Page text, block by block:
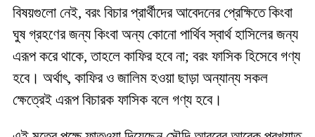
বিষয়গুলো নেই, বরং বিচার প্রার্থীদের আবেদনের প্রেক্ষিতে কিংবা
ঘুষ গ্রহণের জন্য কিংবা অন্য কোনো পার্থিব স্বার্থ হাসিলের জন্য
এরূপ করে থাকে, তাহলে কাফির হবে না; বরং ফাসিক হিসেবে গণ্য
হবে। অর্থাৎ, কাফির ও জালিম হ‌ওয়া ছাড়া অন্যান্য সকল
ক্ষেত্রেই এরূপ বিচারক ফাসিক বলে গণ্য হবে।